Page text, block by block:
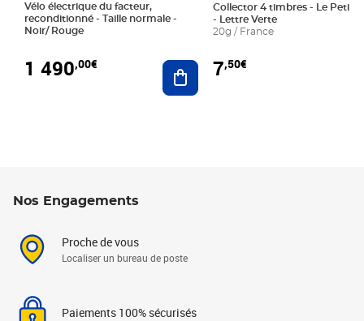
Vélo électrique du facteur,
reconditionné - Taille normale -
Noir/ Rouge
1 490,00€ Ajouter au panier
Collector 4 timbres - Le Petit
- Lettre Verte
20g / France
7,50€
Nos Engagements
Proche de vous
Localiser un bureau de poste
Paiements 100% sécurisés